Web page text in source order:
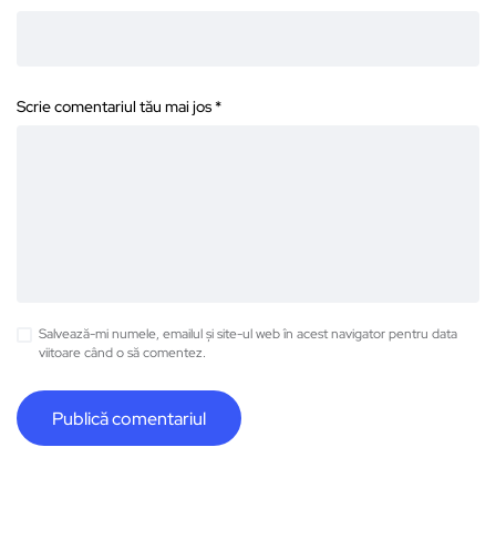
Scrie comentariul tău mai jos *
Salvează-mi numele, emailul și site-ul web în acest navigator pentru data
viitoare când o să comentez.